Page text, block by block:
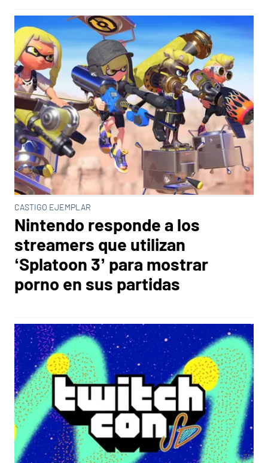
CASTIGO EJEMPLAR
Nintendo responde a los
streamers que utilizan
‘Splatoon 3’ para mostrar
porno en sus partidas